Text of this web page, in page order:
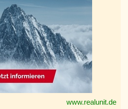
www.realunit.de